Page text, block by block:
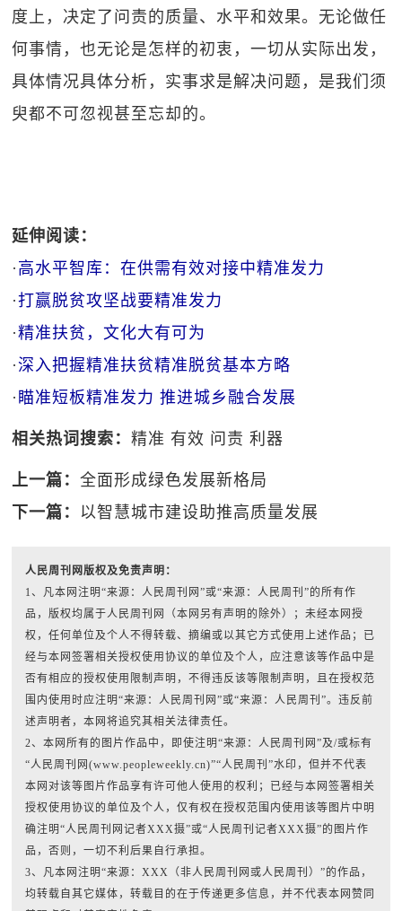
度上，决定了问责的质量、水平和效果。无论做任
何事情，也无论是怎样的初衷，一切从实际出发，
具体情况具体分析，实事求是解决问题，是我们须
臾都不可忽视甚至忘却的。
延伸阅读：
· 高水平智库：在供需有效对接中精准发力
·打赢脱贫攻坚战要精准发力
·精准扶贫，文化大有可为
· 深入把握精准扶贫精准脱贫基本方略
· 瞄准短板精准发力 推进城乡融合发展
相关热词搜索：精准 有效 问责 利器
上一篇：全面形成绿色发展新格局
下一篇： 以智慧城市建设助推高质量发展
人民周刊网版权及免责声明：
1、凡本网注明“来源：人民周刊网”或“来源：人民周刊”的所有作
品，版权均属于人民周刊网（本网另有声明的除外）；未经本网授
权，任何单位及个人不得转载、摘编或以其它方式使用上述作品；已
经与本网签署相关授权使用协议的单位及个人，应注意该等作品中是
否有相应的授权使用限制声明，不得违反该等限制声明，且在授权范
围内使用时应注明“来源：人民周刊网”或“来源：人民周刊”。违反前
述声明者，本网将追究其相关法律责任。
2、本网所有的图片作品中，即使注明“来源：人民周刊网”及/或标有
“人民周刊网(www.peopleweekly.cn)”“人民周刊”水印，但并不代表
本网对该等图片作品享有许可他人使用的权利；已经与本网签署相关
授权使用协议的单位及个人，仅有权在授权范围内使用该等图片中明
确注明“人民周刊网记者XXX摄”或“人民周刊记者XXX摄”的图片作
品，否则，一切不利后果自行承担。
3、凡本网注明“来源：XXX（非人民周刊网或人民周刊）”的作品，
均转载自其它媒体，转载目的在于传递更多信息，并不代表本网赞同